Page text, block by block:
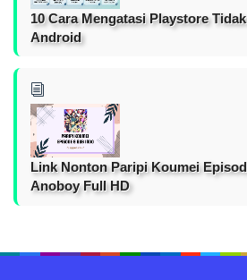
10 Cara Mengatasi Playstore
Android
Link Nonton Paripi Koumei
Anoboy Full HD